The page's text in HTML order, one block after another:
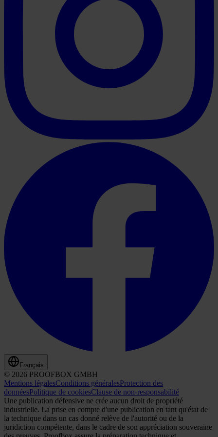
Français
© 2026 PROOFBOX GMBH
Mentions légalesConditions généralesProtection des
donnéesPolitique de cookiesClause de non-responsabilité
Une publication défensive ne crée aucun droit de propriété
industrielle. La prise en compte d'une publication en tant qu'état de
la technique dans un cas donné relève de l'autorité ou de la
juridiction compétente, dans le cadre de son appréciation souveraine